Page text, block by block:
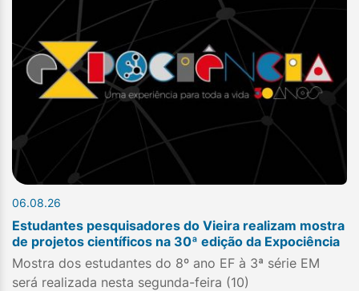
06.08.26
Estudantes pesquisadores do Vieira realizam mostra
de projetos científicos na 30ª edição da Expociência
Mostra dos estudantes do 8º ano EF à 3ª série EM
será realizada nesta segunda-feira (10)